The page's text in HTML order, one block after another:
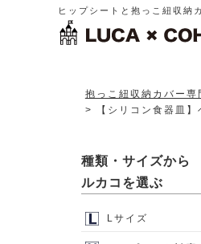
ヒップシートと抱っこ紐収納
抱っこ紐収納カバー専
【シリコン食器皿
種類・サイズから
ルカコを選ぶ
Lサイズ